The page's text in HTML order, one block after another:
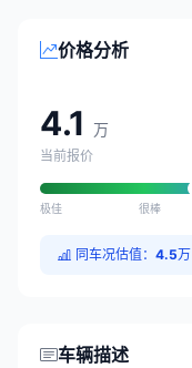
价格分析
4.1 万
当前报价
极佳 很棒
同车况估值： 4.5万
车辆描述